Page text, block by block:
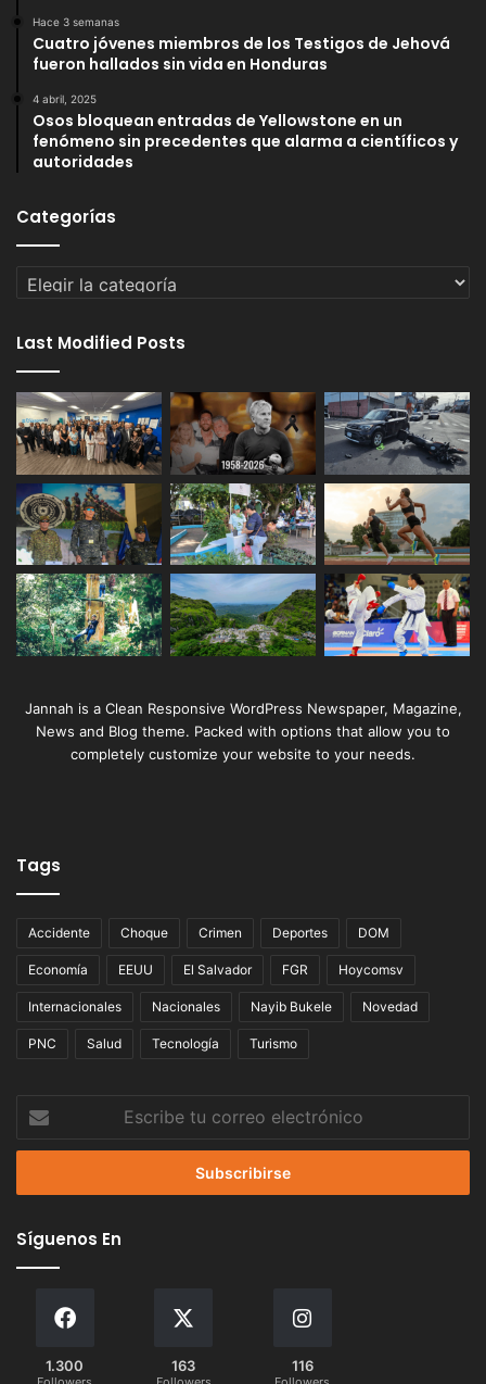
Hace 3 semanas
Cuatro jóvenes miembros de los Testigos de Jehová
fueron hallados sin vida en Honduras
4 abril, 2025
Osos bloquean entradas de Yellowstone en un
fenómeno sin precedentes que alarma a científicos y
autoridades
Categorías
Categorías
Last Modified Posts
Jannah is a Clean Responsive WordPress Newspaper, Magazine,
News and Blog theme. Packed with options that allow you to
completely customize your website to your needs.
Tags
Accidente Choque Crimen Deportes DOM
Economía EEUU El Salvador FGR Hoycomsv
Internacionales Nacionales Nayib Bukele Novedad
PNC Salud Tecnología Turismo
correo
Síguenos En
1.300 163 116